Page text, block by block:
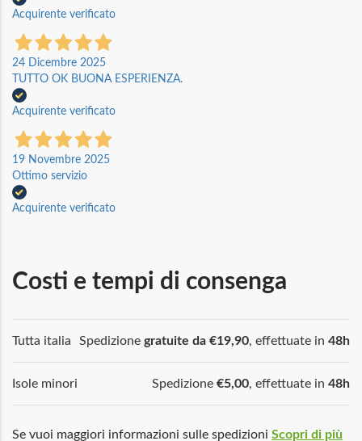
Acquirente verificato
24 Dicembre 2025
TUTTO OK BUONA ESPERIENZA.
Acquirente verificato
19 Novembre 2025
Ottimo servizio
Acquirente verificato
Costi e tempi di consenga
Tutta italia Spedizione gratuite da €19,90, effettuate in 48h
Isole minori Spedizione €5,00, effettuate in 48h
Se vuoi maggiori informazioni sulle spedizioni Scopri di più